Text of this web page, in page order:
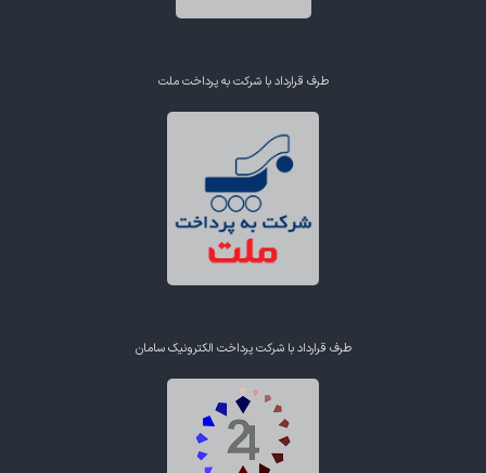
طرف قرارداد با شرکت به پرداخت ملت
طرف قرارداد با شرکت پرداخت الکترونیک سامان